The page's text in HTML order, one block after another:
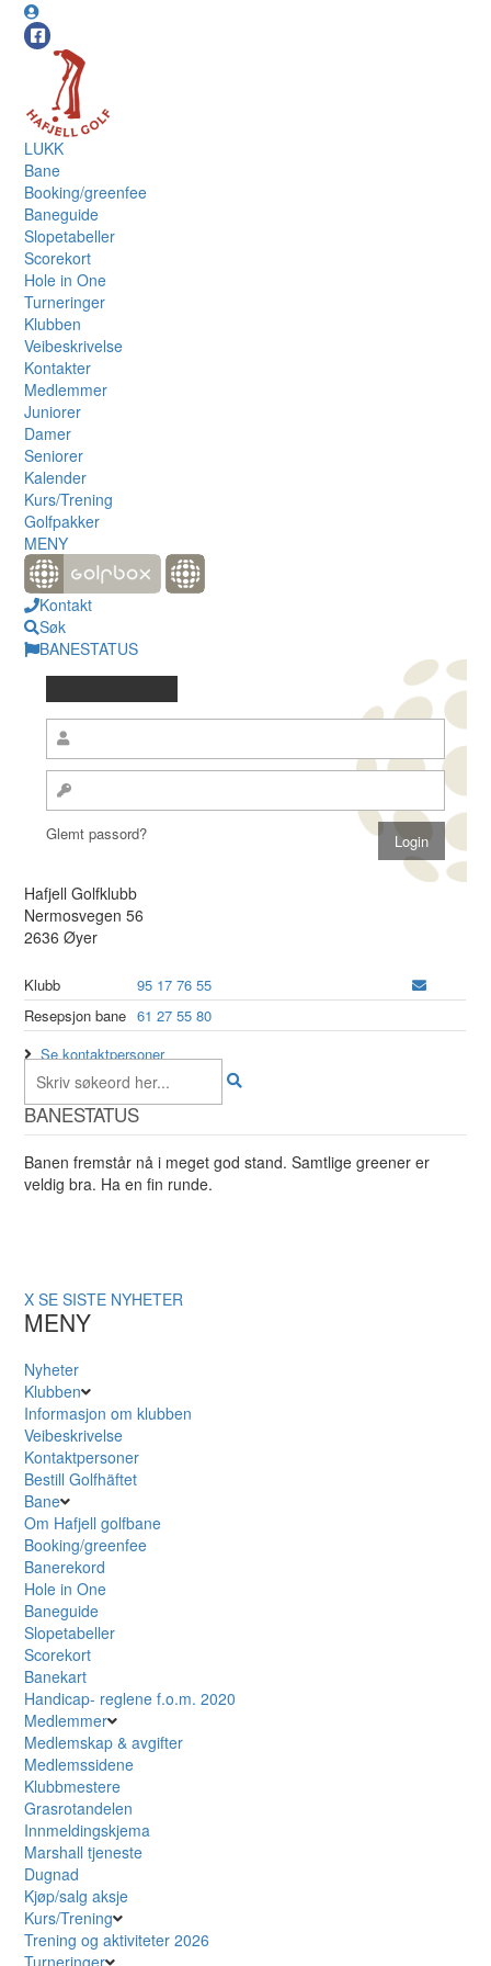
LUKK
Bane
Booking/greenfee
Baneguide
Slopetabeller
Scorekort
Hole in One
Turneringer
Klubben
Veibeskrivelse
Kontakter
Medlemmer
Juniorer
Damer
Seniorer
Kalender
Kurs/Trening
Golfpakker
MENY
Kontakt
Søk
BANESTATUS
Glemt passord?
Hafjell Golfklubb
Nermosvegen 56
2636 Øyer
Klubb
95 17 76 55
Resepsjon bane 61 27 55 80
Se kontaktpersoner
BANESTATUS
Banen fremstår nå i meget god stand. Samtlige greener er
veldig bra. Ha en fin runde.
X SE SISTE NYHETER
MENY
Nyheter
Klubben
Informasjon om klubben
Veibeskrivelse
Kontaktpersoner
Bestill Golfhäftet
Bane
Om Hafjell golfbane
Booking/greenfee
Banerekord
Hole in One
Baneguide
Slopetabeller
Scorekort
Banekart
Handicap- reglene f.o.m. 2020
Medlemmer
Medlemskap & avgifter
Medlemssidene
Klubbmestere
Grasrotandelen
Innmeldingskjema
Marshall tjeneste
Dugnad
Kjøp/salg aksje
Kurs/Trening
Trening og aktiviteter 2026
Turneringer